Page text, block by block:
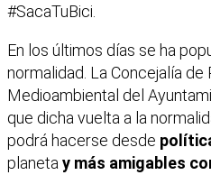
#SacaTuBici.
En los últimos días se ha
normalidad. La Concejalía de
Medioambiental del
que dicha vuelta a la
podrá hacerse desde
planetay más amigables